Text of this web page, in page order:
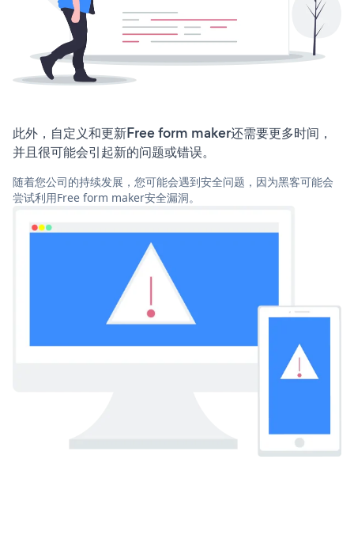
此外，自定义和更新Free form maker还需要更多时间，
并且很可能会引起新的问题或错误。
随着您公司的持续发展，您可能会遇到安全问题，因为黑客可能会
尝试利用Free form maker安全漏洞。